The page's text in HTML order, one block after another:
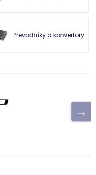
Prevodníky a konvertory